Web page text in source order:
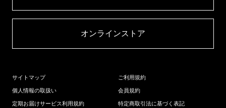
オンラインストア​
サイトマップ
個人情報の取扱い
定期お届けサービス利用規約
ご利用規約
会員規約
特定商取引法に基づく表記